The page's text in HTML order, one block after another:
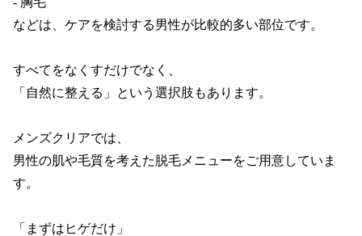
などは、ケアを検討する男性が比較的多い部位です。
すべてをなくすだけでなく、
「自然に整える」という選択肢もあります。
メンズクリアでは、
男性の肌や毛質を考えた脱毛メニューをご用意していま
す。
「まずはヒゲだけ」